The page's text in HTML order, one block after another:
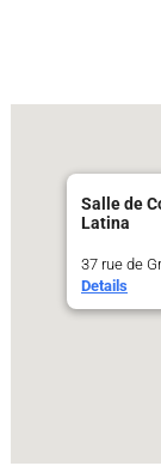
Salle de
Latina
37 rue de
Details